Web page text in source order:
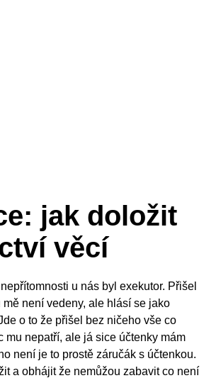
jak doložit
věcí
u nás byl exekutor. Přišel
mě není vedeny, ale hlásí se jako
o to že přišel bez ničeho vše co
mu nepatří, ale já sice účtenky mám
není je to prostě záručák s účtenkou.
a obhájit že nemůžou zabavit co není